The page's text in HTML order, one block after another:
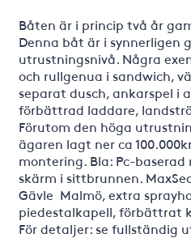
Båten är i princip två år
Denna båt är i synnerligen
utrustningsnivå. Några
och rullgenua i sandwich,
separat dusch, ankarspel i
förbättrad laddare,
Förutom den höga
ägaren lagt ner ca
montering. Bla: Pc-
skärm i sittbrunnen.
Gävle  Malmö, extra
piedestalkapell, förbättrat
För detaljer: se fullständig